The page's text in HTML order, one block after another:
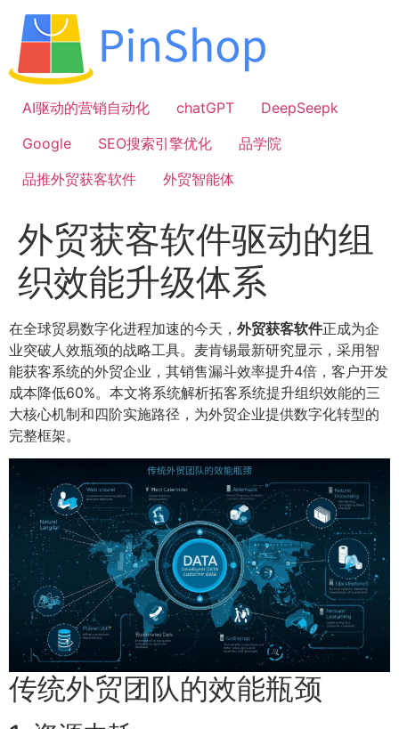
容
AI驱动的营销自动化
chatGPT
DeepSeepk
Google
SEO搜索引擎优化
品学院
品推外贸获客软件
外贸智能体
外贸获客软件驱动的组
织效能升级体系
在全球贸易数字化进程加速的今天， 外贸获客软件正成为企
业突破人效瓶颈的战略工具。麦肯锡最新研究显示，采用智
能获客系统的外贸企业，其销售漏斗效率提升4倍，客户开发
成本降低60%。本文将系统解析拓客系统提升组织效能的三
大核心机制和四阶实施路径，为外贸企业提供数字化转型的
完整框架。
传统外贸团队的效能瓶颈